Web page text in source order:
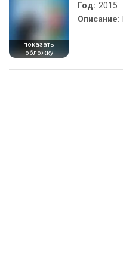
показать
обложку
Год: 2015
Описание: